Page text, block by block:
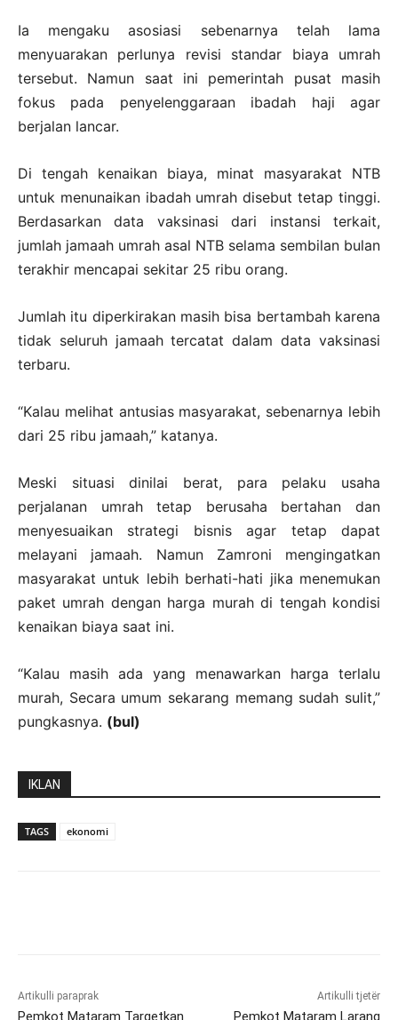
Ia mengaku asosiasi sebenarnya telah lama
menyuarakan perlunya revisi standar biaya umrah
tersebut. Namun saat ini pemerintah pusat masih
fokus pada penyelenggaraan ibadah haji agar
berjalan lancar.
Di tengah kenaikan biaya, minat masyarakat NTB
untuk menunaikan ibadah umrah disebut tetap tinggi.
Berdasarkan data vaksinasi dari instansi terkait,
jumlah jamaah umrah asal NTB selama sembilan bulan
terakhir mencapai sekitar 25 ribu orang.
Jumlah itu diperkirakan masih bisa bertambah karena
tidak seluruh jamaah tercatat dalam data vaksinasi
terbaru.
“Kalau melihat antusias masyarakat, sebenarnya lebih
dari 25 ribu jamaah,” katanya.
Meski situasi dinilai berat, para pelaku usaha
perjalanan umrah tetap berusaha bertahan dan
menyesuaikan strategi bisnis agar tetap dapat
melayani jamaah. Namun Zamroni mengingatkan
masyarakat untuk lebih berhati-hati jika menemukan
paket umrah dengan harga murah di tengah kondisi
kenaikan biaya saat ini.
“Kalau masih ada yang menawarkan harga terlalu
murah, Secara umum sekarang memang sudah sulit,”
pungkasnya. (bul)
IKLAN
TAGS ekonomi
Artikulli paraprak Artikulli tjetër